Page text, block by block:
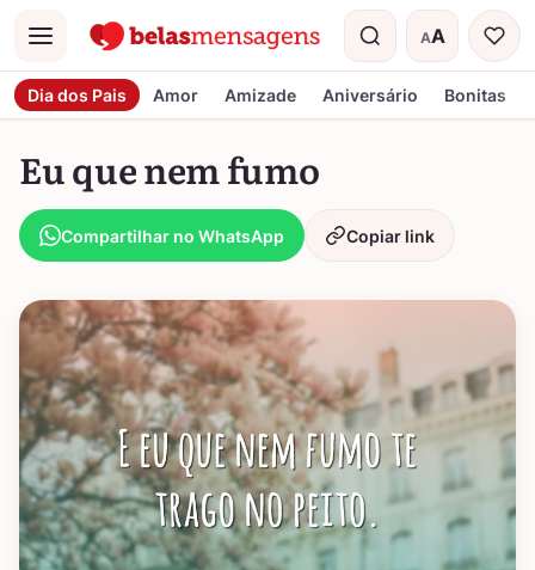
Menu AA
Tamanho do
Dia dos Pais Amor Amizade Aniversário Bonitas
Eu que nem fumo
Compartilhar no WhatsApp Copiar link